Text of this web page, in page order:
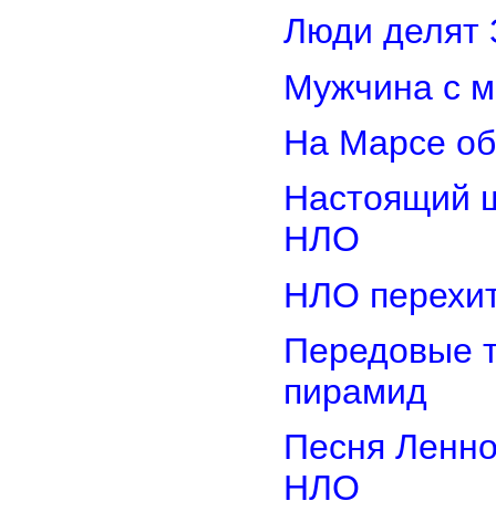
Люди делят
Мужчина с
На Марсе
Настоящий
НЛО
НЛО
Передовые
пирамид
Песня
НЛО